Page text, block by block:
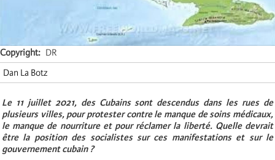
Copyright
DR
Dan La Botz
Le 11 juillet 2021, des Cubains sont descendus dans les rues de
plusieurs villes, pour protester contre le manque de soins médicaux,
le manque de nourriture et pour réclamer la liberté. Quelle devrait
être la position des socialistes sur ces manifestations et sur le
gouvernement cubain ?